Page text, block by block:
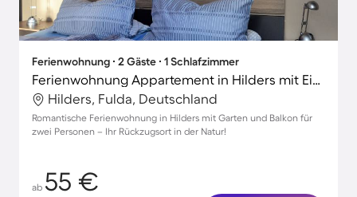
Ferienwohnung ∙ 2 Gäste ∙ 1 Schlafzimmer
Ferienwohnung Appartement in Hilders mit Eigenem Balkon
Hilders, Fulda, Deutschland
Romantische Ferienwohnung in Hilders mit Garten und Balkon für
zwei Personen – Ihr Rückzugsort in der Natur!
ab 55 €